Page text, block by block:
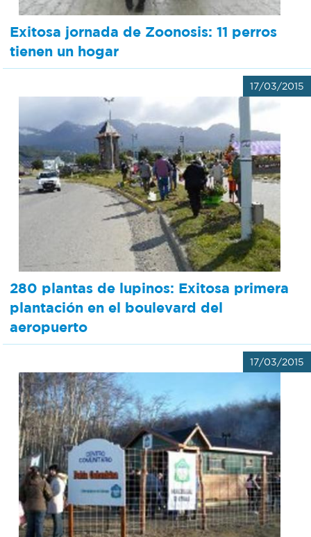
Exitosa jornada de Zoonosis: 11 perros
tienen un hogar
17/03/2015
280 plantas de lupinos: Exitosa primera
plantación en el boulevard del
aeropuerto
17/03/2015